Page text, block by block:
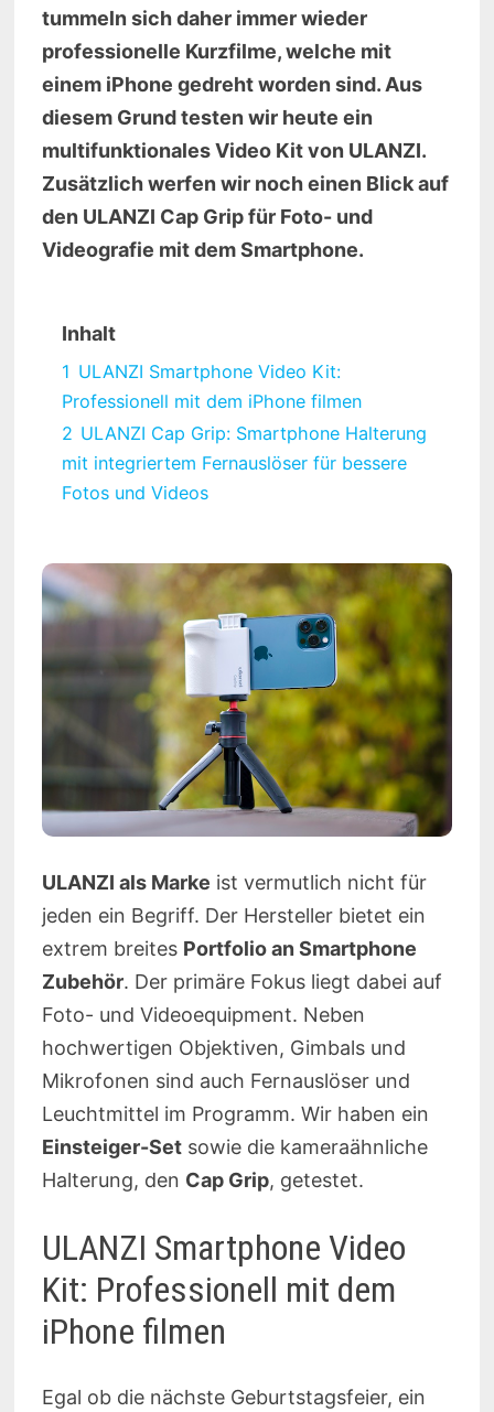
tummeln sich daher immer wieder
professionelle Kurzfilme, welche mit
einem iPhone gedreht worden sind. Aus
diesem Grund testen wir heute ein
multifunktionales Video Kit von ULANZI.
Zusätzlich werfen wir noch einen Blick auf
den ULANZI Cap Grip für Foto- und
Videografie mit dem Smartphone.
Inhalt
1 ULANZI Smartphone Video Kit:
Professionell mit dem iPhone filmen
2 ULANZI Cap Grip: Smartphone Halterung
mit integriertem Fernauslöser für bessere
Fotos und Videos
ULANZI als Marke ist vermutlich nicht für
jeden ein Begriff. Der Hersteller bietet ein
extrem breites Portfolio an Smartphone
Zubehör. Der primäre Fokus liegt dabei auf
Foto- und Videoequipment. Neben
hochwertigen Objektiven, Gimbals und
Mikrofonen sind auch Fernauslöser und
Leuchtmittel im Programm. Wir haben ein
Einsteiger-Setsowie die kameraähnliche
Halterung, den Cap Grip, getestet.
ULANZI Smartphone Video
Kit: Professionell mit dem
iPhone filmen
Egal ob die nächste Geburtstagsfeier, ein